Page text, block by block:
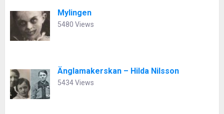
Mylingen
5480 Views
Änglamakerskan – Hilda Nilsson
5434 Views